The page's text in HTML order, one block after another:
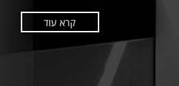
קרא עוד